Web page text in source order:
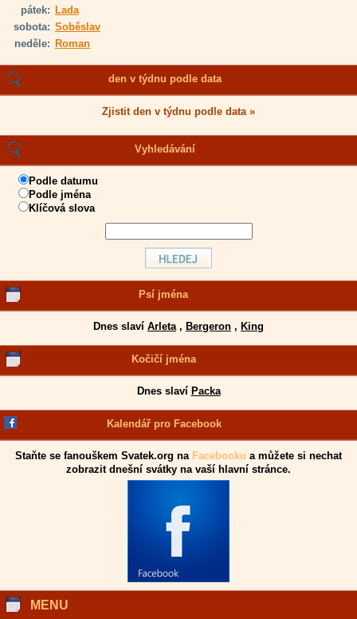
pátek: Lada
sobota: Soběslav
neděle: Roman
den v týdnu podle data
Zjistit den v týdnu podle data »
Vyhledávání
Podle datumu
Podle jména
Klíčová slova
Psí jména
Dnes slaví Arleta, Bergeron , King
Kočičí jména
Dnes slaví Packa
Kalendář pro Facebook
Staňte se fanouškem Svatek.org na Facebooku a můžete si nechat
zobrazit dnešní svátky na vaší hlavní stránce.
MENU